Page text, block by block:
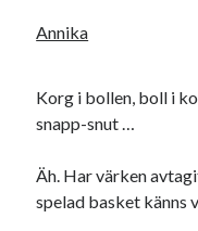
Annika
Korg i bollen, boll i
snapp-snut …
Äh. Har värken
spelad basket känns